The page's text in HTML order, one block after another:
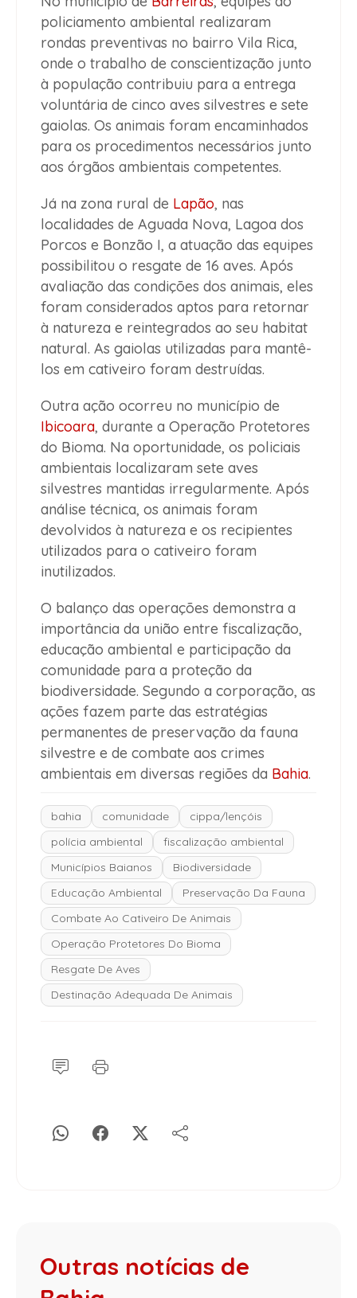
policiamento ambiental realizaram
rondas preventivas no bairro Vila Rica,
onde o trabalho de conscientização junto
à população contribuiu para a entrega
voluntária de cinco aves silvestres e sete
gaiolas. Os animais foram encaminhados
para os procedimentos necessários junto
aos órgãos ambientais competentes.
Já na zona rural de Lapão, nas
localidades de Aguada Nova, Lagoa dos
Porcos e Bonzão I, a atuação das equipes
possibilitou o resgate de 16 aves. Após
avaliação das condições dos animais, eles
foram considerados aptos para retornar
à natureza e reintegrados ao seu habitat
natural. As gaiolas utilizadas para mantê-
los em cativeiro foram destruídas.
Outra ação ocorreu no município de
Ibicoara, durante a Operação Protetores
do Bioma. Na oportunidade, os policiais
ambientais localizaram sete aves
silvestres mantidas irregularmente. Após
análise técnica, os animais foram
devolvidos à natureza e os recipientes
utilizados para o cativeiro foram
inutilizados.
O balanço das operações demonstra a
importância da união entre fiscalização,
educação ambiental e participação da
comunidade para a proteção da
biodiversidade. Segundo a corporação, as
ações fazem parte das estratégias
permanentes de preservação da fauna
silvestre e de combate aos crimes
ambientais em diversas regiões da Bahia.
bahia comunidade
cippa/lençóis
polícia ambiental
fiscalização ambiental
Municípios Baianos
Biodiversidade
Educação Ambiental
Preservação Da Fauna
Combate Ao Cativeiro De Animais
Operação Protetores Do Bioma
Resgate De Aves
Destinação Adequada De Animais
Outras notícias de